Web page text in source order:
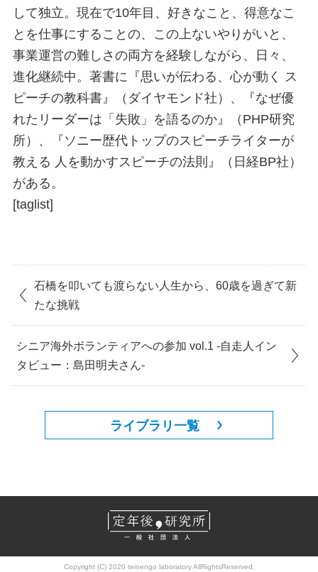
して独立。現在で10年目、好きなこと、得意なこ
とを仕事にすることの、この上ないやりがいと、
事業運営の難しさの両方を経験しながら、日々、
進化継続中。著書に『思いが伝わる、心が動く ス
ピーチの教科書』（ダイヤモンド社）、『なぜ優
れたリーダーは「失敗」を語るのか』（PHP研究
所）、『ソニー歴代トップのスピーチライターが
教える 人を動かすスピーチの法則』（日経BP社）
がある。
[taglist]
石橋を叩いても渡らない人生から、60歳を過ぎて新
たな挑戦
シニア海外ボランティアへの参加 vol.1 -自走人イン
タビュー：島田明夫さん-
ライブラリ一覧
Copyright (C) 2020 teinengo laboratory AllRightsReserved.